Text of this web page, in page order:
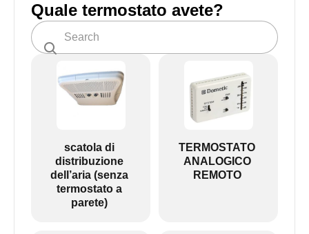
Quale termostato avete?
scatola di
distribuzione
dell’aria (senza
termostato a
parete)
TERMOSTATO
ANALOGICO
REMOTO